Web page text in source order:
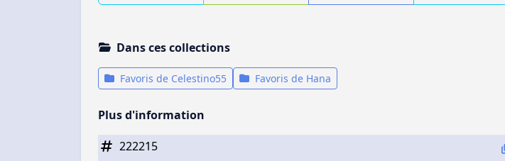
Dans ces collections
Favoris de Celestino55 Favoris de Hana
Plus d'information
222215